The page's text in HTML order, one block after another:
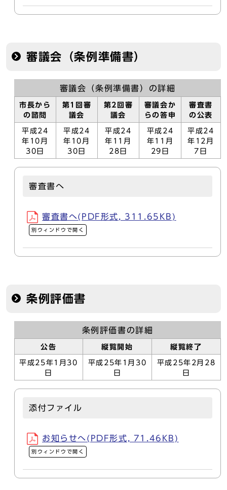
審議会（条例準備書）
審議会（条例準備書）の詳細
市長から
の諮問
第1回審
議会
第2回審
議会
審議会か
らの答申
審査書
の公表
平成24
年10月
30日
平成24
年10月
30日
平成24
年11月
28日
平成24
年11月
29日
平成24
年12月
7日
審査書へ
審査書へ(PDF形式, 311.65KB)
別ウィンドウで開く
条例評価書
条例評価書の詳細
公告 縦覧開始 縦覧終了
平成25年1月30
日
平成25年1月30
日
平成25年2月28
日
添付ファイル
お知らせへ(PDF形式, 71.46KB)
別ウィンドウで開く